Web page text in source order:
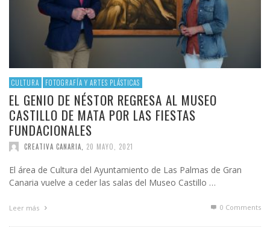
CULTURA FOTOGRAFÍA Y ARTES PLÁSTICAS
EL GENIO DE NÉSTOR REGRESA AL MUSEO
CASTILLO DE MATA POR LAS FIESTAS
FUNDACIONALES
CREATIVA CANARIA 20 MAYO, 2021
El área de Cultura del Ayuntamiento de Las Palmas de Gran
Canaria vuelve a ceder las salas del Museo Castillo …
Leer más 0 Comments